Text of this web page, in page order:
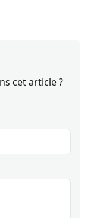
cet article ?